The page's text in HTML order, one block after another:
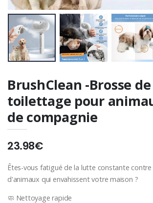
BrushClean -Brosse de
toilettage pour
de compagnie
23.98€
Êtes-vous fatigué de la lutte constante contre
d'animaux qui envahissent votre maison ?
🧼 Nettoyage rapide